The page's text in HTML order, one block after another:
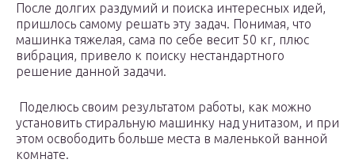
После долгих раздумий и поиска интересных идей,
пришлось самому решать эту задач. Понимая, что
машинка тяжелая, сама по себе весит 50 кг, плюс
вибрация, привело к поиску нестандартного
решение данной задачи.
Поделюсь своим результатом работы, как можно
установить стиральную машинку над унитазом, и при
этом освободить больше места в маленькой ванной
комнате.